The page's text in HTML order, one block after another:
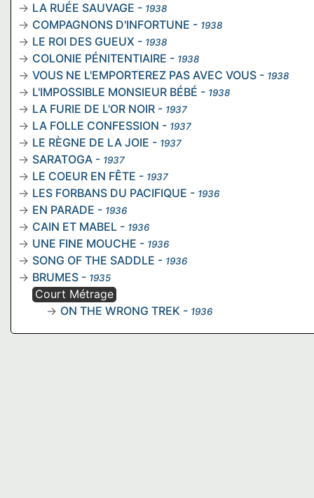
LA RUÉE SAUVAGE - 1938
COMPAGNONS D'INFORTUNE - 1938
LE ROI DES GUEUX - 1938
COLONIE PÉNITENTIAIRE - 1938
VOUS NE L'EMPORTEREZ PAS AVEC VOUS - 1938
L'IMPOSSIBLE MONSIEUR BÉBÉ - 1938
LA FURIE DE L'OR NOIR - 1937
LA FOLLE CONFESSION - 1937
LE RÈGNE DE LA JOIE - 1937
SARATOGA - 1937
LE COEUR EN FÊTE - 1937
LES FORBANS DU PACIFIQUE - 1936
EN PARADE - 1936
CAIN ET MABEL - 1936
UNE FINE MOUCHE - 1936
SONG OF THE SADDLE - 1936
BRUMES - 1935
Court Métrage
ON THE WRONG TREK - 1936